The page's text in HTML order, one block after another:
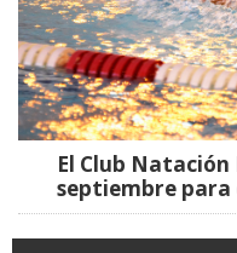
El Club
septiembre